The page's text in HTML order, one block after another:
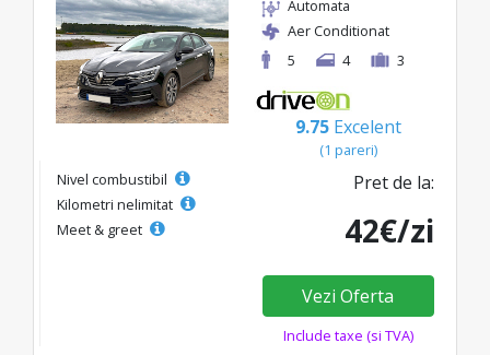
Automata
Aer Conditionat
5
4 3
9.75 Excelent
(1 pareri)
Nivel combustibil
Kilometri nelimitat
Meet & greet
Pret de la:
42€/zi
Vezi Oferta
Include taxe (si TVA)